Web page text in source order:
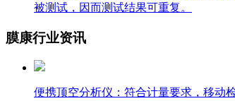
被测试，因而测试结果可重复。
膜康行业资讯
便携顶空分析仪：符合计量要求，移动